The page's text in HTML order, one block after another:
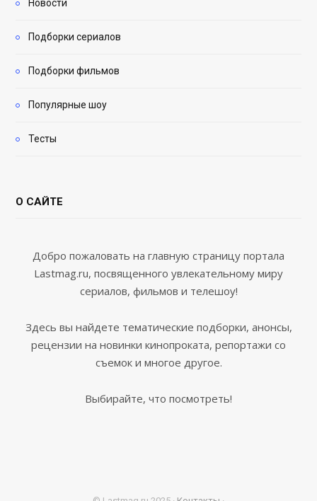
Новости
Подборки сериалов
Подборки фильмов
Популярные шоу
Тесты
О САЙТЕ
Добро пожаловать на главную страницу портала
Lastmag.ru, посвященного увлекательному миру
сериалов, фильмов и телешоу!
Здесь вы найдете тематические подборки, анонсы,
рецензии на новинки кинопроката, репортажи со
съемок и многое другое.
Выбирайте, что посмотреть!